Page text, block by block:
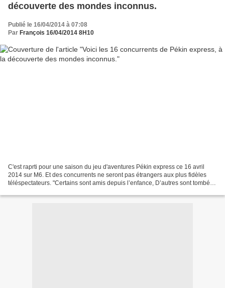
découverte des mondes inconnus.
Publié le 16/04/2014 à 07:08
Par François 16/04/2014 8H10
C'est raprti pour une saison du jeu d'aventures Pékin express ce 16 avril
2014 sur M6. Et des concurrents ne seront pas étrangers aux plus fidèles
téléspectateurs. "Certains sont amis depuis l’enfance, D’autres sont tombés